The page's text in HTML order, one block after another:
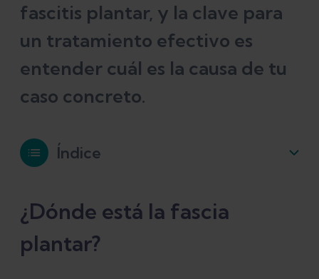
fascitis plantar, y la clave para
un tratamiento efectivo es
entender cuál es la causa de tu
caso concreto.
Índice
¿Dónde está la fascia plantar?
¿A qué se debe la recaída de la fascitis
¿Dónde está la fascia
plantar?